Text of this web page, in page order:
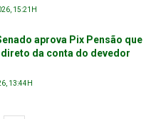
15:21H
aprova Pix Pensão que
da conta do devedor
13:44H